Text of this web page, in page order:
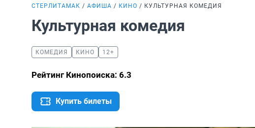
СТЕРЛИТАМАК АФИША КИНО КУЛЬТУРНАЯ КОМЕДИЯ
Культурная комедия
КОМЕДИЯ КИНО 12+
Рейтинг Кинопоиска: 6.3
Купить билеты